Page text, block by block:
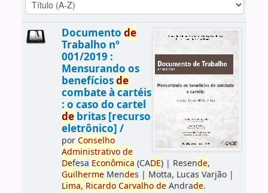
Documento de
Trabalho nº
001/2019 :
Mensurando os
benefíciosde
combate à cartéis
: o caso do cartel
debritas [recurso
eletrônico] /
porConselho
Administrativo de
Defesa Econômica (CADE)| Resende,
GuilhermeMendes | Motta, Lucas Varjão|
Lima, Ricardo Carvalho deAndrade.